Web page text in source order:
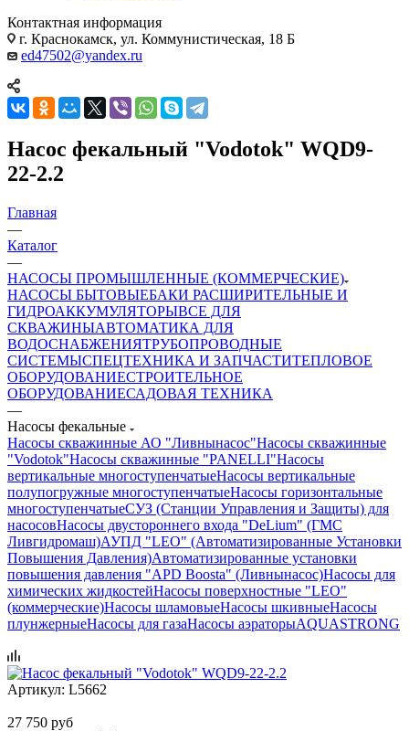
Контактная информация
г. Краснокамск, ул. Коммунистическая, 18 Б
ed47502@yandex.ru
Насос фекальный "Vodotok" WQD9-
22-2.2
Главная
—
Каталог
—
НАСОСЫ ПРОМЫШЛЕННЫЕ (КОММЕРЧЕСКИЕ)
НАСОСЫ БЫТОВЫЕБАКИ РАСШИРИТЕЛЬНЫЕ И
ГИДРОАККУМУЛЯТОРЫВСЕ ДЛЯ
СКВАЖИНЫАВТОМАТИКА ДЛЯ
ВОДОСНАБЖЕНИЯТРУБОПРОВОДНЫЕ
СИСТЕМЫСПЕЦТЕХНИКА И ЗАПЧАСТИТЕПЛОВОЕ
ОБОРУДОВАНИЕСТРОИТЕЛЬНОЕ
ОБОРУДОВАНИЕСАДОВАЯ ТЕХНИКА
—
Насосы фекальные
Насосы скважинные АО "Ливнынасос"Насосы скважинные
"Vodotok"Насосы скважинные "PANELLI"Насосы
вертикальные многоступенчатыеНасосы вертикальные
полупогружные многоступенчатыеНасосы горизонтальные
многоступенчатыеСУЗ (Станции Управления и Защиты) для
насосовНасосы двустороннего входа "DeLium" (ГМС
Ливгидромаш)АУПД "LEO" (Автоматизированные Установки
Повышения Давления)Автоматизированные установки
повышения давления "APD Boosta" (Ливнынасос)Насосы для
химических жидкостейНасосы поверхностные "LEO"
(коммерческие)Насосы шламовыеНасосы шкивныеНасосы
плунжерныеНасосы для газаНасосы аэраторыAQUASTRONG
Артикул: L5662
27 750 руб